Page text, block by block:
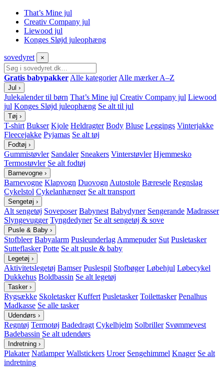
That’s Mine jul
Creativ Company jul
Liewood jul
Konges Sløjd juleophæng
sovedyret ×
Gratis babypakker Alle kategorier Alle mærker A–Z
Jul ›
Julekalender til børn That’s Mine jul Creativ Company jul Liewood
jul Konges Sløjd juleophæng Se alt til jul
Tøj ›
T-shirt Bukser Kjole Heldragter Body Bluse Leggings Vinterjakke
Fleecejakke Pyjamas Se alt tøj
Fodtøj ›
Gummistøvler Sandaler Sneakers Vinterstøvler Hjemmesko
Termostøvler Se alt fodtøj
Barnevogne ›
Barnevogne Klapvogn Duovogn Autostole Bæresele Regnslag
Cykelstol Cykelanhænger Se alt transport
Sengetøj ›
Alt sengetøj Soveposer Babynest Babydyner Sengerande Madrasser
Slyngevugger Tyngdedyner Se alt sengetøj & sove
Pusle & Baby ›
Stofbleer Babyalarm Pusleunderlag Ammepuder Sut Pusletasker
Sutteflasker Potte Se alt pusle & baby
Legetøj ›
Aktivitetslegetøj Bamser Puslespil Stofbøger Løbehjul Løbecykel
Dukkehus Boldbassin Se alt legetøj
Tasker ›
Rygsække Skoletasker Kuffert Pusletasker Toilettasker Penalhus
Madkasse Se alle tasker
Udendørs ›
Regntøj Termotøj Badedragt Cykelhjelm Solbriller Svømmevest
Badebassin Se alt udendørs
Indretning ›
Plakater Natlamper Wallstickers Uroer Sengehimmel Knager Se alt
indretning